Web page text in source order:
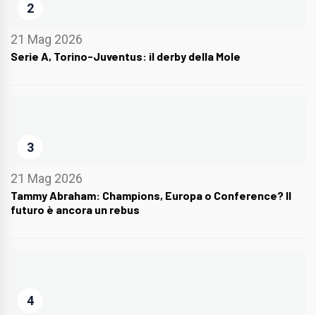
2
21 Mag 2026
Serie A, Torino-Juventus: il derby della Mole
3
21 Mag 2026
Tammy Abraham: Champions, Europa o Conference? Il
futuro è ancora un rebus
4